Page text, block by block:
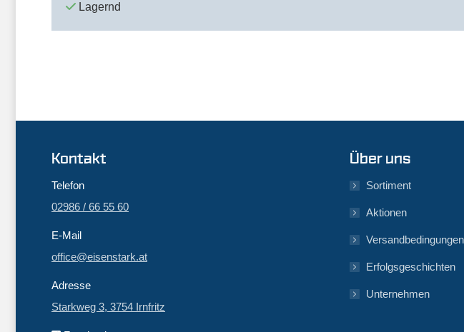
Lagernd
Kontakt
Telefon
02986 / 66 55 60
E-Mail
office@eisenstark.at
Adresse
Starkweg 3, 3754 Irnfritz
Über uns
Sortiment
Aktionen
Versandbedingungen
Erfolgsgeschichten
Unternehmen